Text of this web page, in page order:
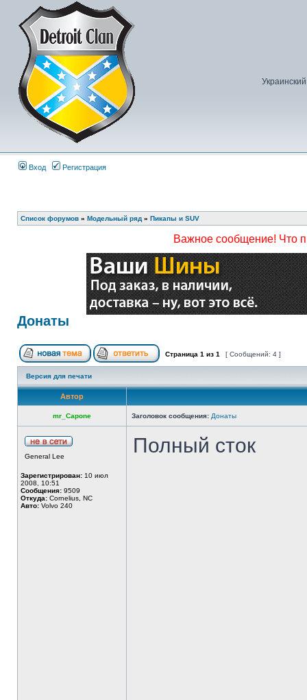
Вход Регистрация
Список форумов » Модельный ряд » Пикапы и SUV
Важное сообщение! Что
Донаты
Страница 1 из 1 [ Сообщений: 4 ]
Версия для печати
Автор
mr_Capone Заголовок сообщения: Донаты
General Lee
Зарегистрирован: 10 июл
2008, 10:51
Сообщения: 9509
Откуда: Cornelius, NC
Авто: Volvo 240
Полный сток